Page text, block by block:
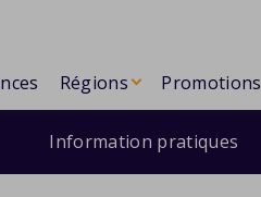
Régions Promotions
Information pratiques